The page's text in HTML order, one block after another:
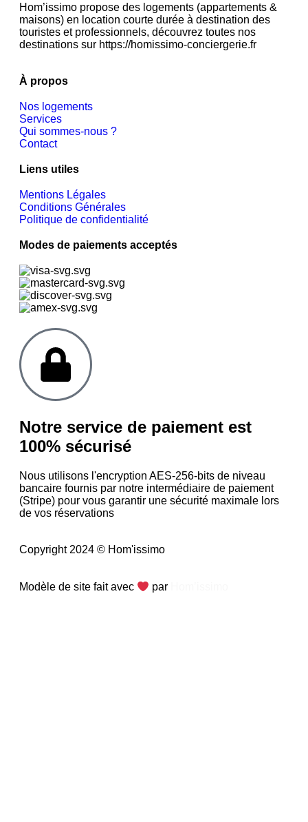
Hom’issimo propose des logements (appartements &
maisons) en location courte durée à destination des
touristes et professionnels, découvrez toutes nos
destinations sur https://homissimo-conciergerie.fr
À propos
Nos logements
Services
Qui sommes-nous ?
Contact
Liens utiles
Mentions Légales
Conditions Générales
Politique de confidentialité
Modes de paiements acceptés
Notre service de paiement est
100% sécurisé
Nous utilisons l'encryption AES-256-bits de niveau
bancaire fournis par notre intermédiaire de paiement
(Stripe) pour vous garantir une sécurité maximale lors
de vos réservations
Copyright 2024 © Hom'issimo
Modèle de site fait avec par